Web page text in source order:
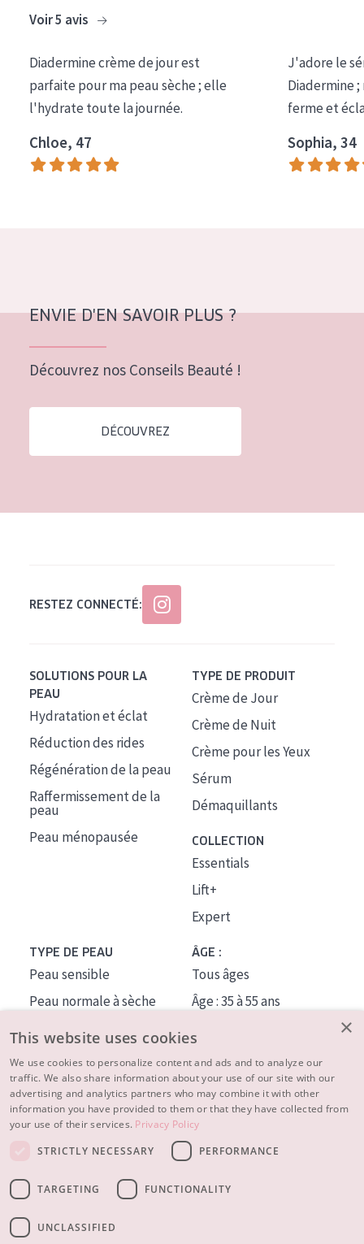
Crème pour les Yeux
Sérum
COLLECTION
Peau normale à sèche
Peau mature
Peau ménopausée
Âge : 55+
Voir 5 avis
Diadermine crème de jour est
parfaite pour ma peau sèche ; elle
l'hydrate toute la journée.
Chloe, 47
J'adore le
Diadermine
ferme et
Sophia, 34
ENVIE D'EN SAVOIR PLUS ?
Découvrez nos Conseils Beauté !
DÉCOUVREZ
RESTEZ CONNECTÉ:
SOLUTIONS POUR LA
PEAU
Hydratation et éclat
Réduction des rides
Régénération de la peau
Raffermissement de la
peau
Peau ménopausée
TYPE DE PRODUIT
Crème de Jour
Crème de Nuit
Crème pour les Yeux
Sérum
Démaquillants
COLLECTION
Essentials
Lift+
Expert
TYPE DE PEAU
Peau sensible
Peau normale à sèche
Peau mixte ou grasse
Peau mature
Peau ménopausée
ÂGE :
Tous âges
Âge : 35 à 55 ans
À PROPOS
CONSEILS BEAUTÉ
×
This website uses cookies
We use cookies to personalize content and ads and to analyze our
traffic. We also share information about your use of our site with our
advertising and analytics partners who may combine it with other
information you have provided to them or that they have collected from
your use of their services. Privacy Policy
STRICTLY NECESSARY
PERFORMANCE
TARGETING FUNCTIONALITY
UNCLASSIFIED